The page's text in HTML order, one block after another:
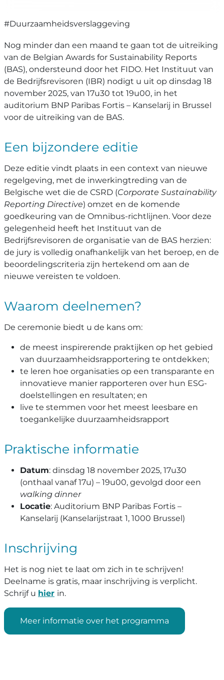
#Duurzaamheidsverslaggeving
Nog minder dan een maand te gaan tot de uitreiking
van de Belgian Awards for Sustainability Reports
(BAS), ondersteund door het FIDO. Het Instituut van
de Bedrijfsrevisoren (IBR) nodigt u uit op dinsdag 18
november 2025, van 17u30 tot 19u00, in het
auditorium BNP Paribas Fortis – Kanselarij in Brussel
voor de uitreiking van de BAS.
Een bijzondere editie
Deze editie vindt plaats in een context van nieuwe
regelgeving, met de inwerkingtreding van de
Belgische wet die de CSRD (Corporate Sustainability
Reporting Directive) omzet en de komende
goedkeuring van de Omnibus-richtlijnen. Voor deze
gelegenheid heeft het Instituut van de
Bedrijfsrevisoren de organisatie van de BAS herzien:
de jury is volledig onafhankelijk van het beroep, en de
beoordelingscriteria zijn hertekend om aan de
nieuwe vereisten te voldoen.
Waarom deelnemen?
De ceremonie biedt u de kans om:
de meest inspirerende praktijken op het gebied
van duurzaamheidsrapportering te ontdekken;
te leren hoe organisaties op een transparante en
innovatieve manier rapporteren over hun ESG-
doelstellingen en resultaten; en
live te stemmen voor het meest leesbare en
toegankelijke duurzaamheidsrapport
Praktische informatie
Datum: dinsdag 18 november 2025, 17u30
(onthaal vanaf 17u) – 19u00, gevolgd door een
walking dinner
Locatie: Auditorium BNP Paribas Fortis –
Kanselarij (Kanselarijstraat 1, 1000 Brussel)
Inschrijving
Het is nog niet te laat om zich in te schrijven!
Deelname is gratis, maar inschrijving is verplicht.
Schrijf u hier in.
Meer informatie over het programma